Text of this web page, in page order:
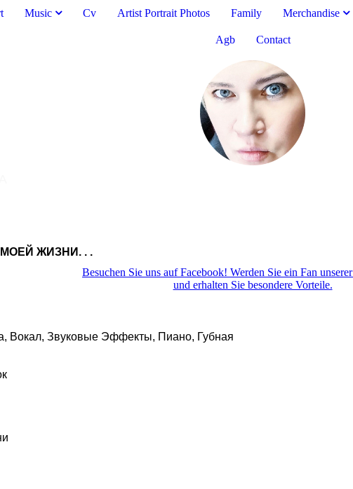
Music Cv Artist Portrait Photos Family Merchandise
Agb Contact
ЖИЗНИ. . .
Besuchen Sie uns auf Facebook! Werden Sie ein Fan
und erhalten Sie besondere Vorteile.
Вокал, Звуковые Эффекты, Пиано, Губная